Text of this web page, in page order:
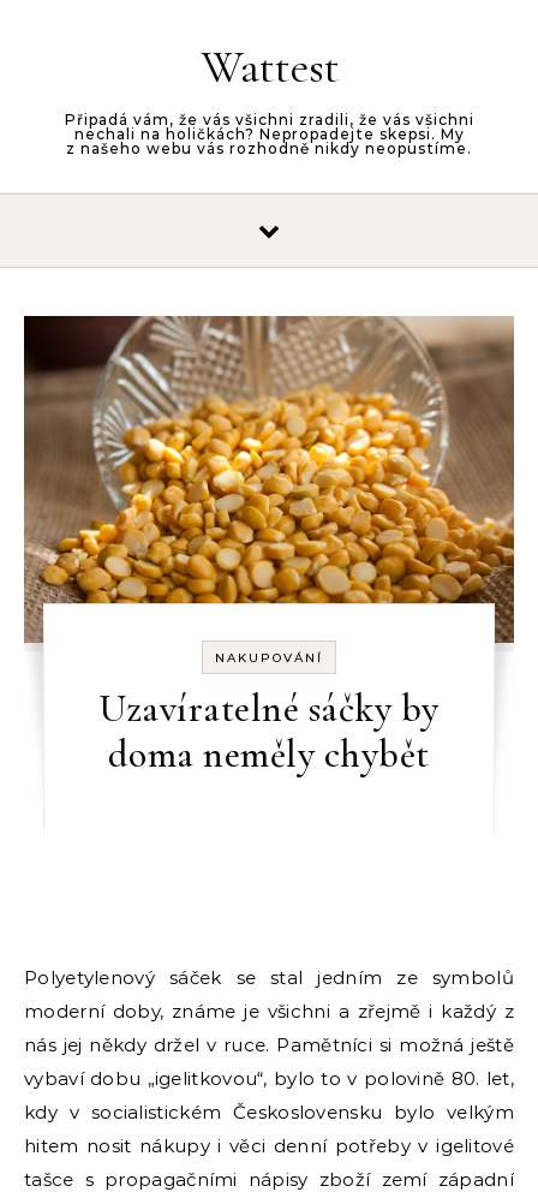
Wattest
Připadá vám, že vás všichni zradili, že vás všichni
nechali na holičkách? Nepropadejte skepsi. My
z našeho webu vás rozhodně nikdy neopustíme.
NAKUPOVÁNÍ
Uzavíratelné sáčky by
doma neměly chybět
Polyetylenový sáček se stal jedním ze symbolů
moderní doby, známe je všichni a zřejmě i každý z
nás jej někdy držel v ruce. Pamětníci si možná ještě
vybaví dobu „igelitkovou“, bylo to v polovině 80. let,
kdy v socialistickém Československu bylo velkým
hitem nosit nákupy i věci denní potřeby v igelitové
tašce s propagačními nápisy zboží zemí západní